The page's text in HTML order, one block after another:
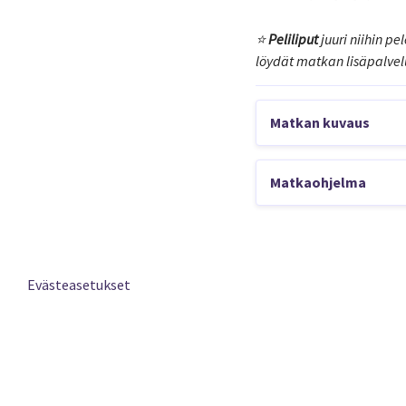
⭐️Peliliputjuuri niihin
löydät matkan
Matkan kuvaus
Tampereelta on
lentopäiväsi,
Matkaohjelma
Evästeasetukset